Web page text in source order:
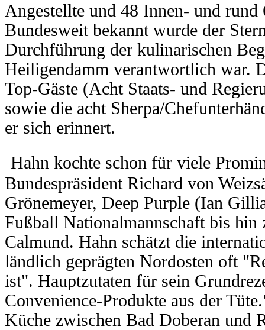
Angestellte und 48 Innen- und rund
Bundesweit bekannt wurde der
Durchführung der kulinarischen
Heiligendamm verantwortlich war.
Top-Gäste (Acht Staats- und
sowie die acht Sherpa/
er sich erinnert.
Hahn kochte schon für viele
Bundespräsident Richard von
Grönemeyer, Deep Purple (Ian
Fußball Nationalmannschaft bis hin
Calmund. Hahn schätzt die
ländlich geprägten Nordosten oft
ist". Hauptzutaten für sein
Convenience-Produkte aus der
Küche zwischen Bad Doberan und